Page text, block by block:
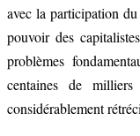
avec la participation
pouvoir des
problèmes
centaines de milliers
considérablement